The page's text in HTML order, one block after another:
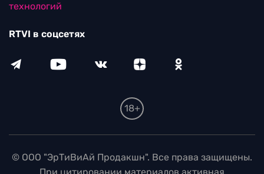
технологий
RTVI в соцсетях
18+
© ООО "ЭрТиВиАй Продакшн". Все права защищены.